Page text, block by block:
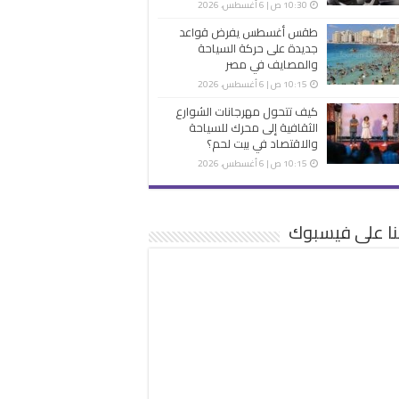
10:30 ص | 6 أغسطس، 2026
طقس أغسطس يفرض قواعد
جديدة على حركة السياحة
والمصايف في مصر
10:15 ص | 6 أغسطس، 2026
كيف تتحول مهرجانات الشوارع
الثقافية إلى محرك للسياحة
والاقتصاد في بيت لحم؟
10:15 ص | 6 أغسطس، 2026
على فيسبوك